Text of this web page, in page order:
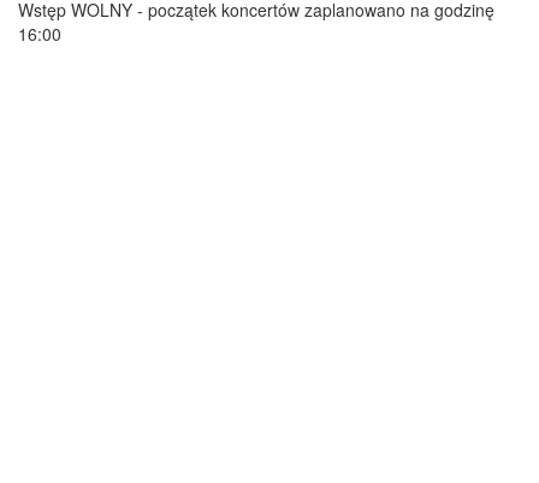
Wstęp WOLNY - początek koncertów zaplanowano na godzinę
16:00